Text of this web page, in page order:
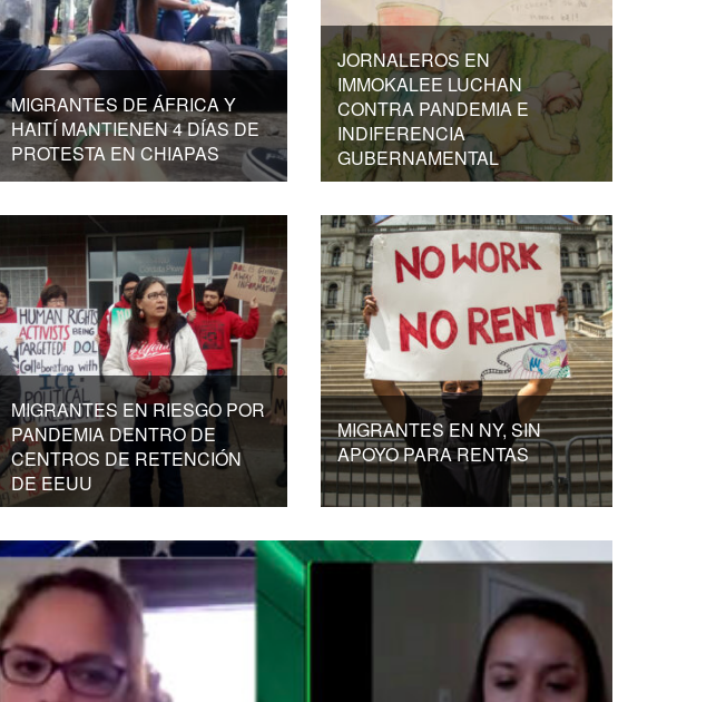
MIGRANTES DE ÁFRICA Y
HAITÍ MANTIENEN 4 DÍAS DE
PROTESTA EN CHIAPAS
JORNALEROS EN
IMMOKALEE LUCHAN
CONTRA PANDEMIA E
INDIFERENCIA
GUBERNAMENTAL
MIGRANTES EN RIESGO POR
PANDEMIA DENTRO DE
CENTROS DE RETENCIÓN
DE EEUU
MIGRANTES EN NY, SIN
APOYO PARA RENTAS